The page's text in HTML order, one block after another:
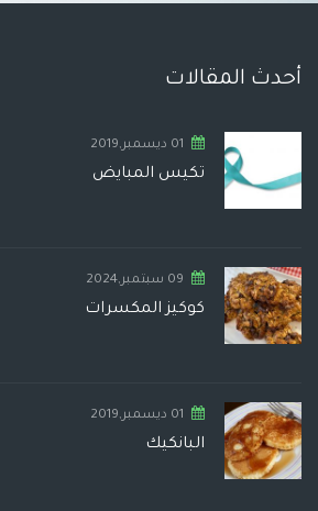
أحدث المقالات
01 ديسمبر,2019
تكيس المبايض
09 سبتمبر,2024
كوكيز المكسرات
01 ديسمبر,2019
البانكيك